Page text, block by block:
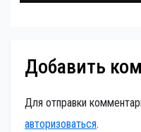
Добавить
Для отправки
авторизоваться.